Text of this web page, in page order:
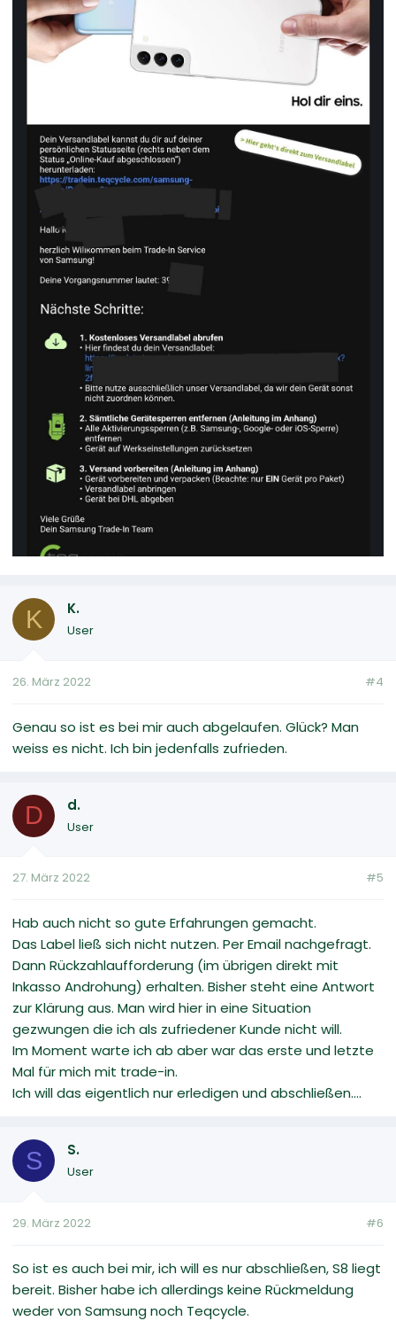
K K.
User
26. März 2022 #4
Genau so ist es bei mir auch abgelaufen. Glück? Man
weiss es nicht. Ich bin jedenfalls zufrieden.
D d.
User
27. März 2022 #5
Hab auch nicht so gute Erfahrungen gemacht.
Das Label ließ sich nicht nutzen. Per Email nachgefragt.
Dann Rückzahlaufforderung (im übrigen direkt mit
Inkasso Androhung) erhalten. Bisher steht eine Antwort
zur Klärung aus. Man wird hier in eine Situation
gezwungen die ich als zufriedener Kunde nicht will.
Im Moment warte ich ab aber war das erste und letzte
Mal für mich mit trade-in.
Ich will das eigentlich nur erledigen und abschließen....
S S.
User
29. März 2022 #6
So ist es auch bei mir, ich will es nur abschließen, S8 liegt
bereit. Bisher habe ich allerdings keine Rückmeldung
weder von Samsung noch Teqcycle.